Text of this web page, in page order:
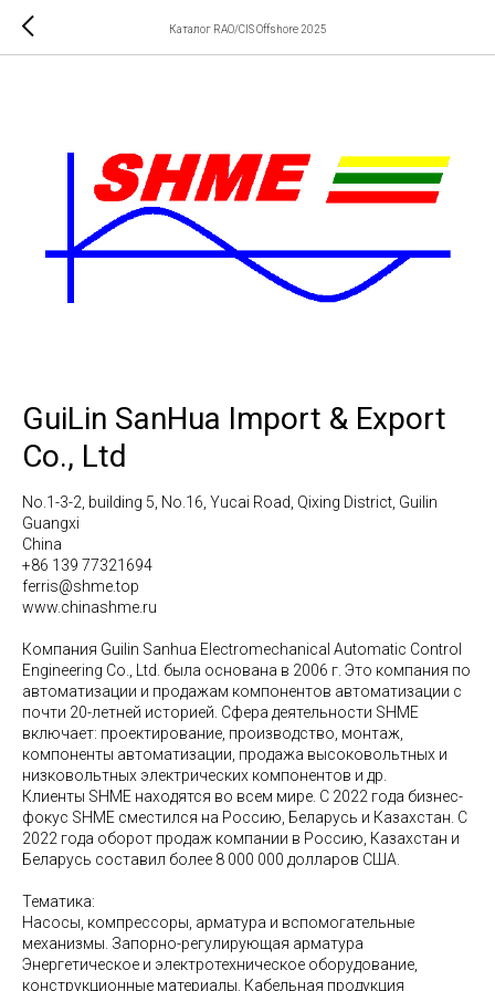
Каталог RAO/CIS Offshore 2025
GuiLin SanHua Import & Export
Co., Ltd
No.1-3-2, building 5, No.16, Yucai Road, Qixing District, Guilin
Guangxi
China
+86 139 77321694
ferris@shme.top
www.chinashme.ru
Компания Guilin Sanhua Electromechanical Automatic Control
Engineering Co., Ltd. была основана в 2006 г. Это компания по
автоматизации и продажам компонентов автоматизации с
почти 20-летней историей. Сфера деятельности SHME
включает: проектирование, производство, монтаж,
компоненты автоматизации, продажа высоковольтных и
низковольтных электрических компонентов и др.
Клиенты SHME находятся во всем мире. С 2022 года бизнес-
фокус SHME сместился на Россию, Беларусь и Казахстан. С
2022 года оборот продаж компании в Россию, Казахстан и
Беларусь составил более 8 000 000 долларов США.
Тематика:
Насосы, компрессоры, арматура и вспомогательные
механизмы. Запорно-регулирующая арматура
Энергетическое и электротехническое оборудование,
конструкционные материалы. Кабельная продукция